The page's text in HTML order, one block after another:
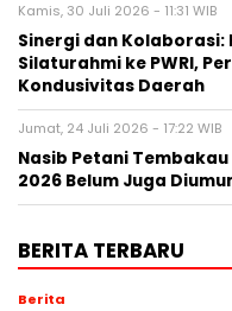
Kamis, 30 Juli 2026 - 11:31 WIB
Sinergi dan Kolaborasi:
Silaturahmi ke PWRI,
Kondusivitas Daerah
Jumat, 24 Juli 2026 - 17:22 WIB
Nasib Petani
2026 Belum Juga
BERITA TERBARU
Berita